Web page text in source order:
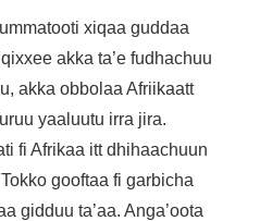
xiqaa guddaa
akka ta’e fudhachuu
akka obbolaa Afriikaatt
yaaluutu irra jira.
fi Afrikaa itt dhihaachuun
gooftaa fi garbicha
gidduu ta’aa. Anga’oota